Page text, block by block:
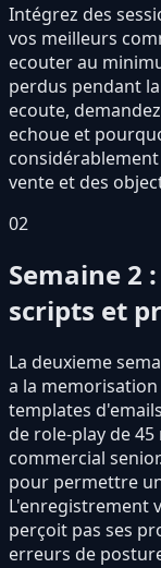
Intégrez des
vos meilleurs
ecouter au
perdus pendant
ecoute,
echoue et
vente et des
02
Semaine 2
scripts et
La deuxieme
a la
templates
de role-play de
commercial
pour permettre
L'enregistrement
perçoit pas ses
erreurs de